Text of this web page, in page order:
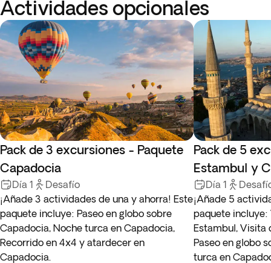
Actividades opcionales
Pack de 3 excursiones - Paquete
Capadocia
Día 1
Desafío
¡Añade 3 actividades de una y ahorra! Este
paquete incluye: Paseo en globo sobre
Capadocia, Noche turca en Capadocia,
Recorrido en 4x4 y atardecer en
Capadocia.
Pack de 5
Estambul y
Día 1
¡Añade 5
paquete
Estambul, Visita
Paseo en globo
turca en